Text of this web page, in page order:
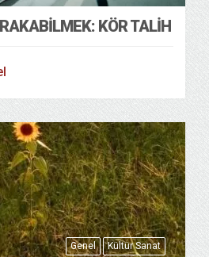
KÖR TALIH
Genel Kültür Sanat